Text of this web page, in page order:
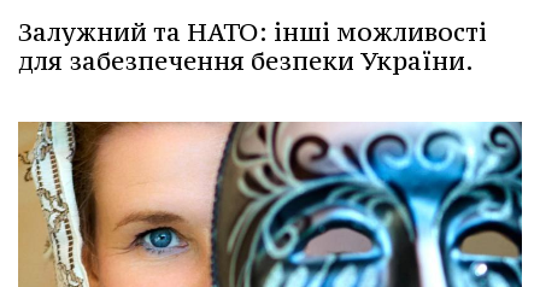
Залужний та НАТО: інші можливості
для забезпечення безпеки України.